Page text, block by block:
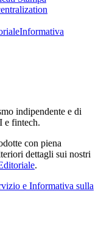
Informativa
indipendente e di
e fintech.
con piena
dettagli sui nostri
.
e Informativa sulla